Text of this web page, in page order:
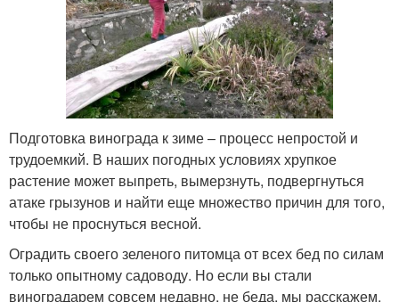
Подготовка винограда к зиме – процесс непростой и
трудоемкий. В наших погодных условиях хрупкое
растение может выпреть, вымерзнуть, подвергнуться
атаке грызунов и найти еще множество причин для того,
чтобы не проснуться весной.
Оградить своего зеленого питомца от всех бед по силам
только опытному садоводу. Но если вы стали
виноградарем совсем недавно, не беда, мы расскажем,